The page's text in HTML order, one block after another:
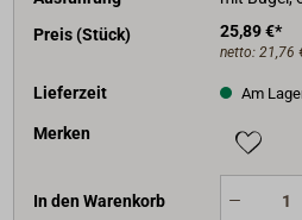
Preis (Stück)
25,89 €*
netto: 21,76
Lieferzeit Am
Merken
In den Warenkorb